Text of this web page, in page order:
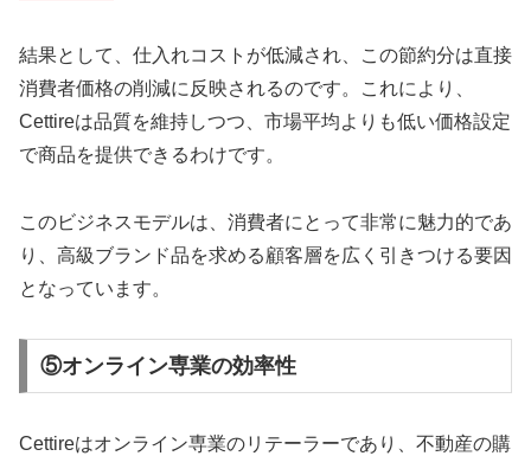
結果として、仕入れコストが低減され、この節約分は直接
消費者価格の削減に反映されるのです。これにより、
Cettireは品質を維持しつつ、市場平均よりも低い価格設定
で商品を提供できるわけです。
このビジネスモデルは、消費者にとって非常に魅力的であ
り、高級ブランド品を求める顧客層を広く引きつける要因
となっています。
⑤オンライン専業の効率性
Cettireはオンライン専業のリテーラーであり、不動産の購